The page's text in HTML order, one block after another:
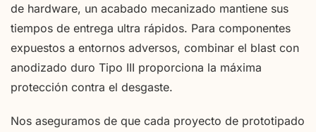
de hardware, un acabado mecanizado mantiene sus
tiempos de entrega ultra rápidos. Para componentes
expuestos a entornos adversos, combinar el blast con
anodizado duro Tipo III proporciona la máxima
protección contra el desgaste.
Nos aseguramos de que cada proyecto de prototipado